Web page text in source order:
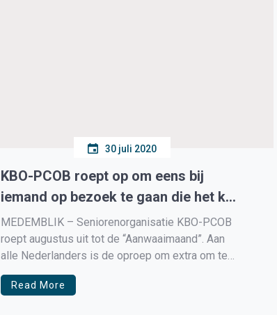
30 juli 2020
KBO-PCOB roept op om eens bij
iemand op bezoek te gaan die het kan
gebruiken
MEDEMBLIK – Seniorenorganisatie KBO-PCOB
roept augustus uit tot de “Aanwaaimaand”. Aan
alle Nederlanders is de oproep om extra om te
kijken naar degenen die alleen zijn en misschien
wel wat aandacht kunnen gebruiken. Manon
Read More